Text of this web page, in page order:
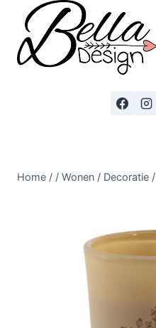
Home / / Wonen / Decoratie /